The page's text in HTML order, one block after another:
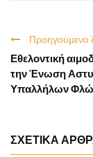
Προηγούμενο
Εθελοντική
την Ένωση
Υπαλλήλων
ΣΧΕΤΙΚΑ